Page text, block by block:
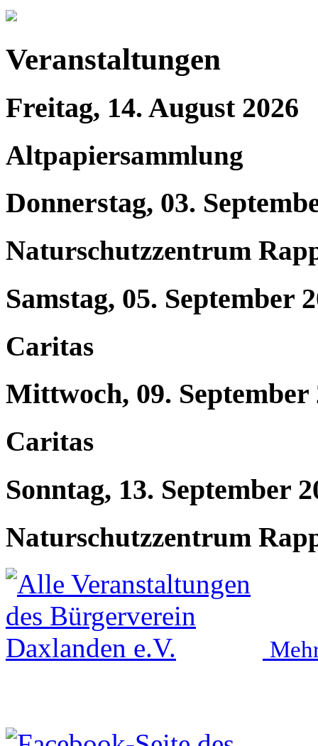
Veranstaltungen
Freitag, 14. August 2026
Altpapiersammlung
Donnerstag, 03.
Naturschutzzentrum
Samstag, 05. September
Caritas
Mittwoch, 09. September
Caritas
Sonntag, 13. September
Naturschutzzentrum